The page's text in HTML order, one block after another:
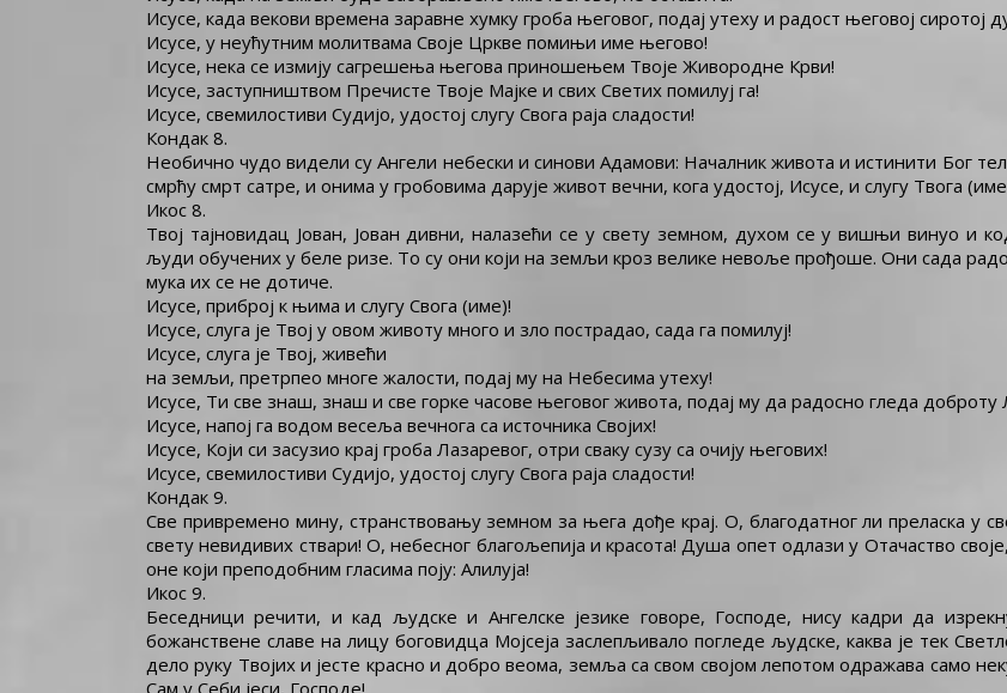
Исусе, када векови времена заравне хумку гроба његовог, подај утеху и радост његовој сиротој
Исусе, у неућутним молитвама Своје Цркве помињи име његово!
Исусе, нека се измију сагрешења његова приношењем Твоје Живородне Крви!
Исусе, заступништвом Пречисте Твоје Мајке и свих Светих помилуј га!
Исусе, свемилостиви Судијо, удостој слугу Свога раја сладости!
Кондак 8.
Необично чудо видели су Ангели небески и синови Адамови: Началник живота и истинити Бог
смрћу смрт сатре, и онима у гробовима дарује живот вечни, кога удостој, Исусе, и слугу Твога
Икос 8.
Твој тајновидац Јован, Јован дивни, налазећи се у свету земном, духом се у вишњи винуо и
људи обучених у беле ризе. То су они који на земљи кроз велике невоље прођоше. Они сада
мука их се не дотиче.
Исусе, приброј к њима и слугу Свога (име)!
Исусе, слуга је Твој у овом животу много и зло пострадао, сада га помилуј!
Исусе, слуга је Твој, живећи
на земљи, претрпео многе жалости, подај му на Небесима утеху!
Исусе, Ти све знаш, знаш и све горке часове његовог живота, подај му да радосно гледа доброту
Исусе, напој га водом весеља вечнога са источника Својих!
Исусе, Који си засузио крај гроба Лазаревог, отри сваку сузу са очију његових!
Исусе, свемилостиви Судијо, удостој слугу Свога раја сладости!
Кондак 9.
Све привремено мину, странствовању земном за њега дође крај. О, благодатног ли преласка у
свету невидивих ствари! О, небесног благољепија и красота! Душа опет одлази у Отачаство
оне који преподобним гласима поју: Алилуја!
Икос 9.
Беседници речити, и кад људске и Ангелске језике говоре, Господе, нису кадри да
божанствене славе на лицу боговидца Мојсеја заслепљивало погледе људске, каква је тек
дело руку Твојих и јесте красно и добро веома, земља са свом својом лепотом одражава само
Сам у Себи јеси, Господе!